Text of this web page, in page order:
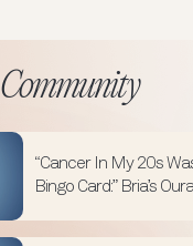
Community
“Cancer In My 20s
Bingo Card:” Bria’s